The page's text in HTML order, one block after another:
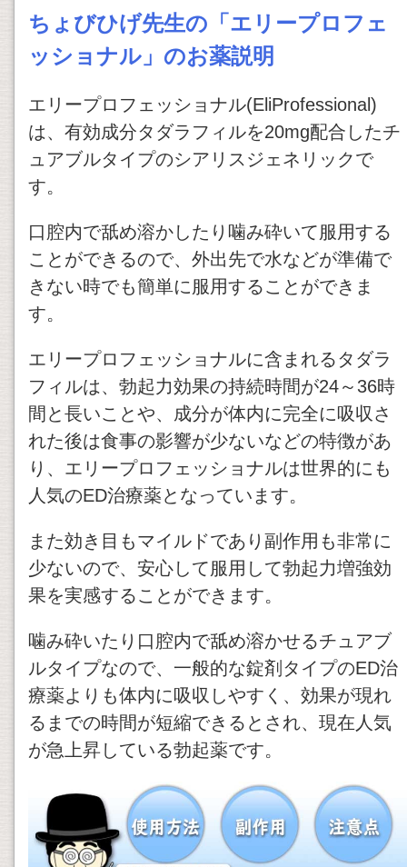
ちょびひげ先生の「エリープロフェ
ッショナル」のお薬説明
エリープロフェッショナル(EliProfessional)
は、有効成分タダラフィルを20mg配合したチ
ュアブルタイプのシアリスジェネリックで
す。
口腔内で舐め溶かしたり噛み砕いて服用する
ことができるので、外出先で水などが準備で
きない時でも簡単に服用することができま
す。
エリープロフェッショナルに含まれるタダラ
フィルは、勃起力効果の持続時間が24～36時
間と長いことや、成分が体内に完全に吸収さ
れた後は食事の影響が少ないなどの特徴があ
り、エリープロフェッショナルは世界的にも
人気のED治療薬となっています。
また効き目もマイルドであり副作用も非常に
少ないので、安心して服用して勃起力増強効
果を実感することができます。
噛み砕いたり口腔内で舐め溶かせるチュアブ
ルタイプなので、一般的な錠剤タイプのED治
療薬よりも体内に吸収しやすく、効果が現れ
るまでの時間が短縮できるとされ、現在人気
が急上昇している勃起薬です。